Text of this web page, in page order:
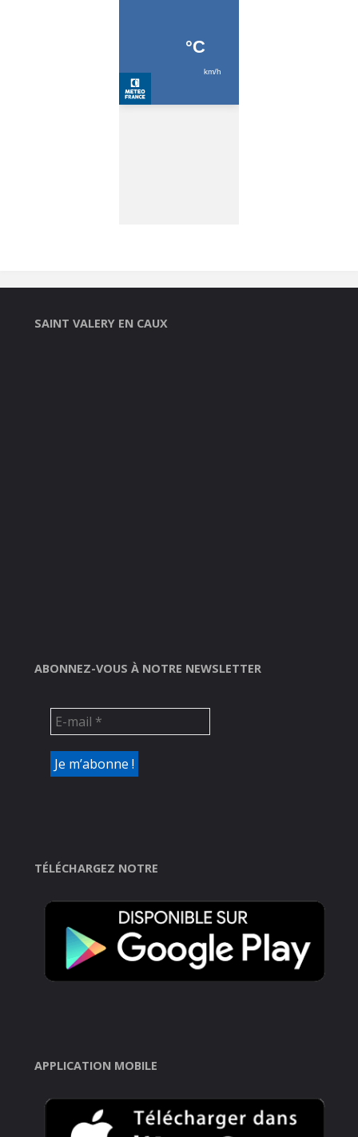
SAINT VALERY EN CAUX
ABONNEZ-VOUS À NOTRE NEWSLETTER
TÉLÉCHARGEZ NOTRE
APPLICATION MOBILE